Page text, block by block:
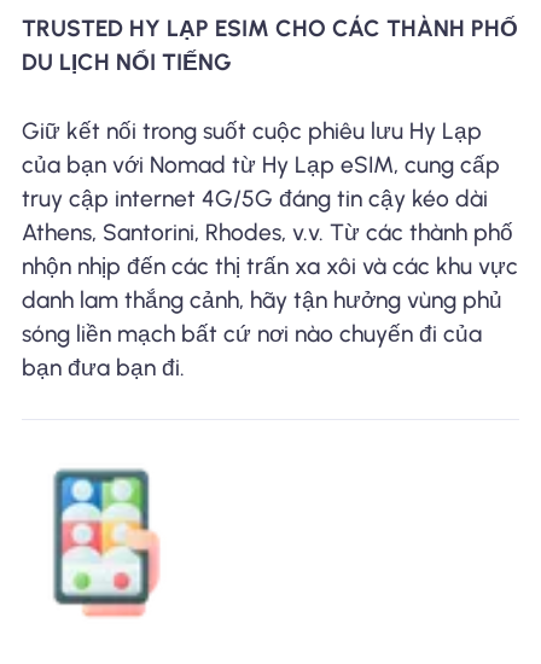
TRUSTED HY LẠP ESIM CHO CÁC THÀNH PHỐ
DU LỊCH NỔI TIẾNG
Giữ kết nối trong suốt cuộc phiêu lưu Hy Lạp
của bạn với Nomad từ Hy Lạp eSIM, cung cấp
truy cập internet 4G/5G đáng tin cậy kéo dài
Athens, Santorini, Rhodes, v.v. Từ các thành phố
nhộn nhịp đến các thị trấn xa xôi và các khu vực
danh lam thắng cảnh, hãy tận hưởng vùng phủ
sóng liền mạch bất cứ nơi nào chuyến đi của
bạn đưa bạn đi.